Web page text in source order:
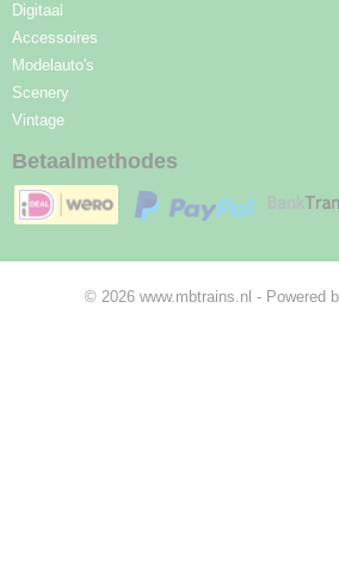
Digitaal
Accessoires
Modelauto's
Scenery
Vintage
Betaalmethodes
© 2026 www.mbtrains.nl - Powered